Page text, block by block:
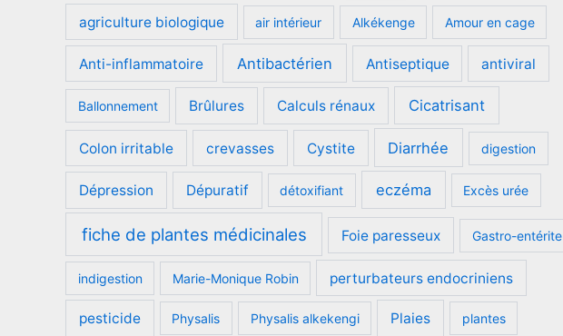
agriculture biologique air intérieur Alkékenge Amour en cage
Anti-inflammatoire Antibactérien Antiseptique antiviral
Ballonnement Brûlures Calculs rénaux Cicatrisant
Colon irritable crevasses Cystite Diarrhée digestion
Dépression Dépuratif détoxifiant eczéma Excès urée
fiche de plantes médicinales Foie paresseux Gastro-entérite
indigestion Marie-Monique Robin perturbateurs endocriniens
pesticide Physalis Physalis alkekengi Plaies plantes